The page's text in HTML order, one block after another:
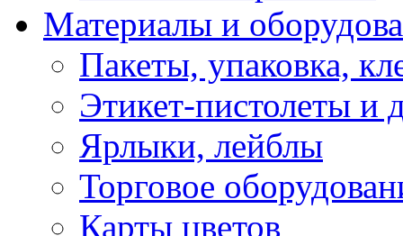
Материалы и
Пакеты, упаковка,
Этикет-пистолеты и
Ярлыки, лейблы
Торговое
Карты цветов